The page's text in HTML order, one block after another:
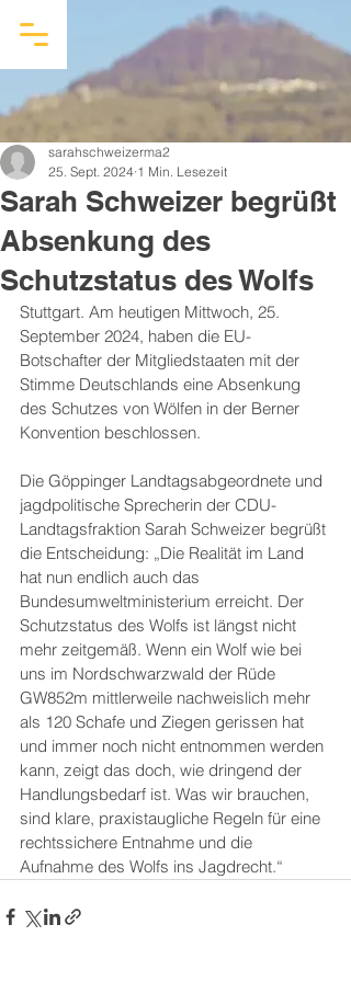
Sarah Schweizer begrüßt
Absenkung des
Schutzstatus des Wolfs
sarahschweizerma2
25. Sept. 2024 1 Min. Lesezeit
Stuttgart. Am heutigen Mittwoch, 25.
September 2024, haben die EU-
Botschafter der Mitgliedstaaten mit der
Stimme Deutschlands eine Absenkung
des Schutzes von Wölfen in der Berner
Konvention beschlossen.
Die Göppinger Landtagsabgeordnete und
jagdpolitische Sprecherin der CDU-
Landtagsfraktion Sarah Schweizer begrüßt
die Entscheidung: „Die Realität im Land
hat nun endlich auch das
Bundesumweltministerium erreicht. Der
Schutzstatus des Wolfs ist längst nicht
mehr zeitgemäß. Wenn ein Wolf wie bei
uns im Nordschwarzwald der Rüde
GW852m mittlerweile nachweislich mehr
als 120 Schafe und Ziegen gerissen hat
und immer noch nicht entnommen werden
kann, zeigt das doch, wie dringend der
Handlungsbedarf ist. Was wir brauchen,
sind klare, praxistaugliche Regeln für eine
rechtssichere Entnahme und die
Aufnahme des Wolfs ins Jagdrecht.“